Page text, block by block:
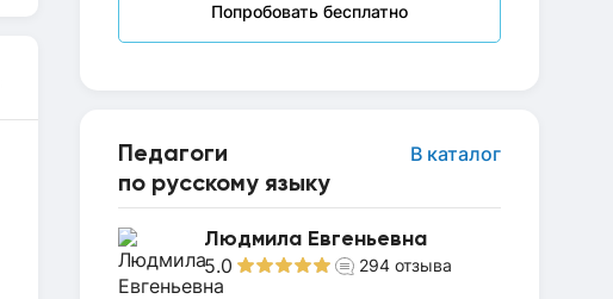
Попробовать бесплатно
Педагоги
по русскому языку
В каталог
Людмила Евгеньевна
5.0 294 отзыва